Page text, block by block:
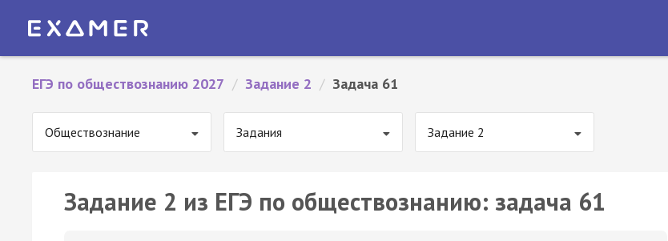
ЕГЭ по обществознанию 2027 / Задание 2 / Задача 61
Обществознание Задания Задание 2
Задание 2 из ЕГЭ по обществознанию: задача 61